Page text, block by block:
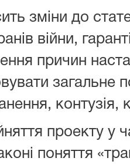
зміни до
війни,
причин
загальне
контузія,
проекту у
поняття